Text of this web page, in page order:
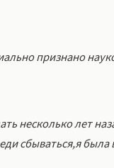
признано
несколько лет
сбываться,я